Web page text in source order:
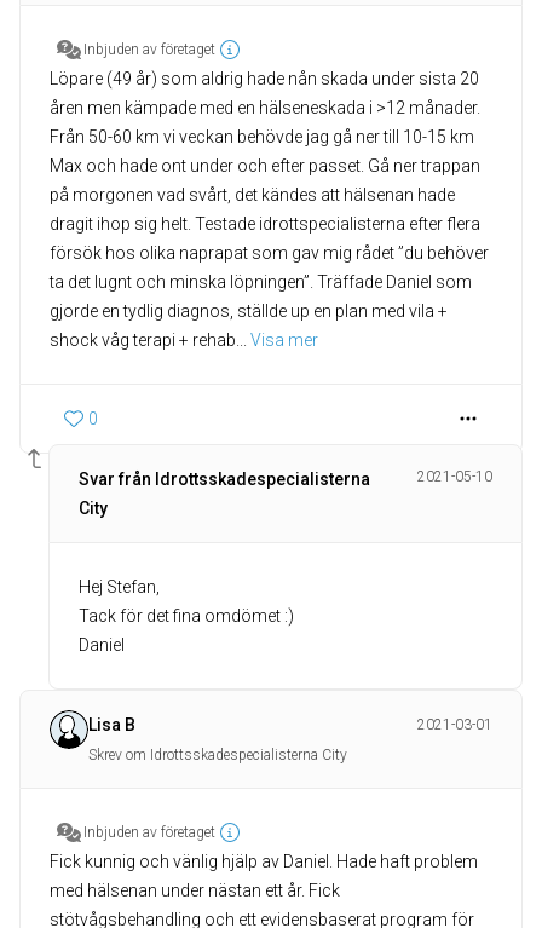
Inbjuden av företaget
Löpare (49 år) som aldrig hade nån skada under sista 20
åren men kämpade med en hälseneskada i >12 månader.
Från 50-60 km vi veckan behövde jag gå ner till 10-15 km
Max och hade ont under och efter passet. Gå ner trappan
på morgonen vad svårt, det kändes att hälsenan hade
dragit ihop sig helt. Testade idrottspecialisterna efter flera
försök hos olika naprapat som gav mig rådet ”du behöver
ta det lugnt och minska löpningen”. Träffade Daniel som
gjorde en tydlig diagnos, ställde up en plan med vila +
shock våg terapi + rehab... Visa mer
0
Svar från Idrottsskadespecialisterna
City
2021-05-10
Hej Stefan,
Tack för det fina omdömet :)
Daniel
Lisa B
2021-03-01
Skrev om Idrottsskadespecialisterna City
Inbjuden av företaget
Fick kunnig och vänlig hjälp av Daniel. Hade haft problem
med hälsenan under nästan ett år. Fick
stötvågsbehandling och ett evidensbaserat program för